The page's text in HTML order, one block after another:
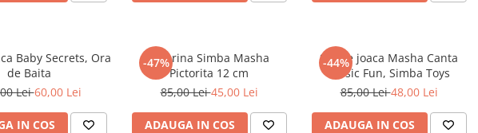
Baby Secrets, Ora
de Baita
Lei60,00 Lei
IN COS
-47%
Figurina Simba Masha
Pictorita 12 cm
85,00 Lei45,00 Lei
ADAUGA IN COS
-44%
Set de joaca Masha Canta
Music Fun, Simba Toys
85,00 Lei48,00 Lei
ADAUGA IN COS